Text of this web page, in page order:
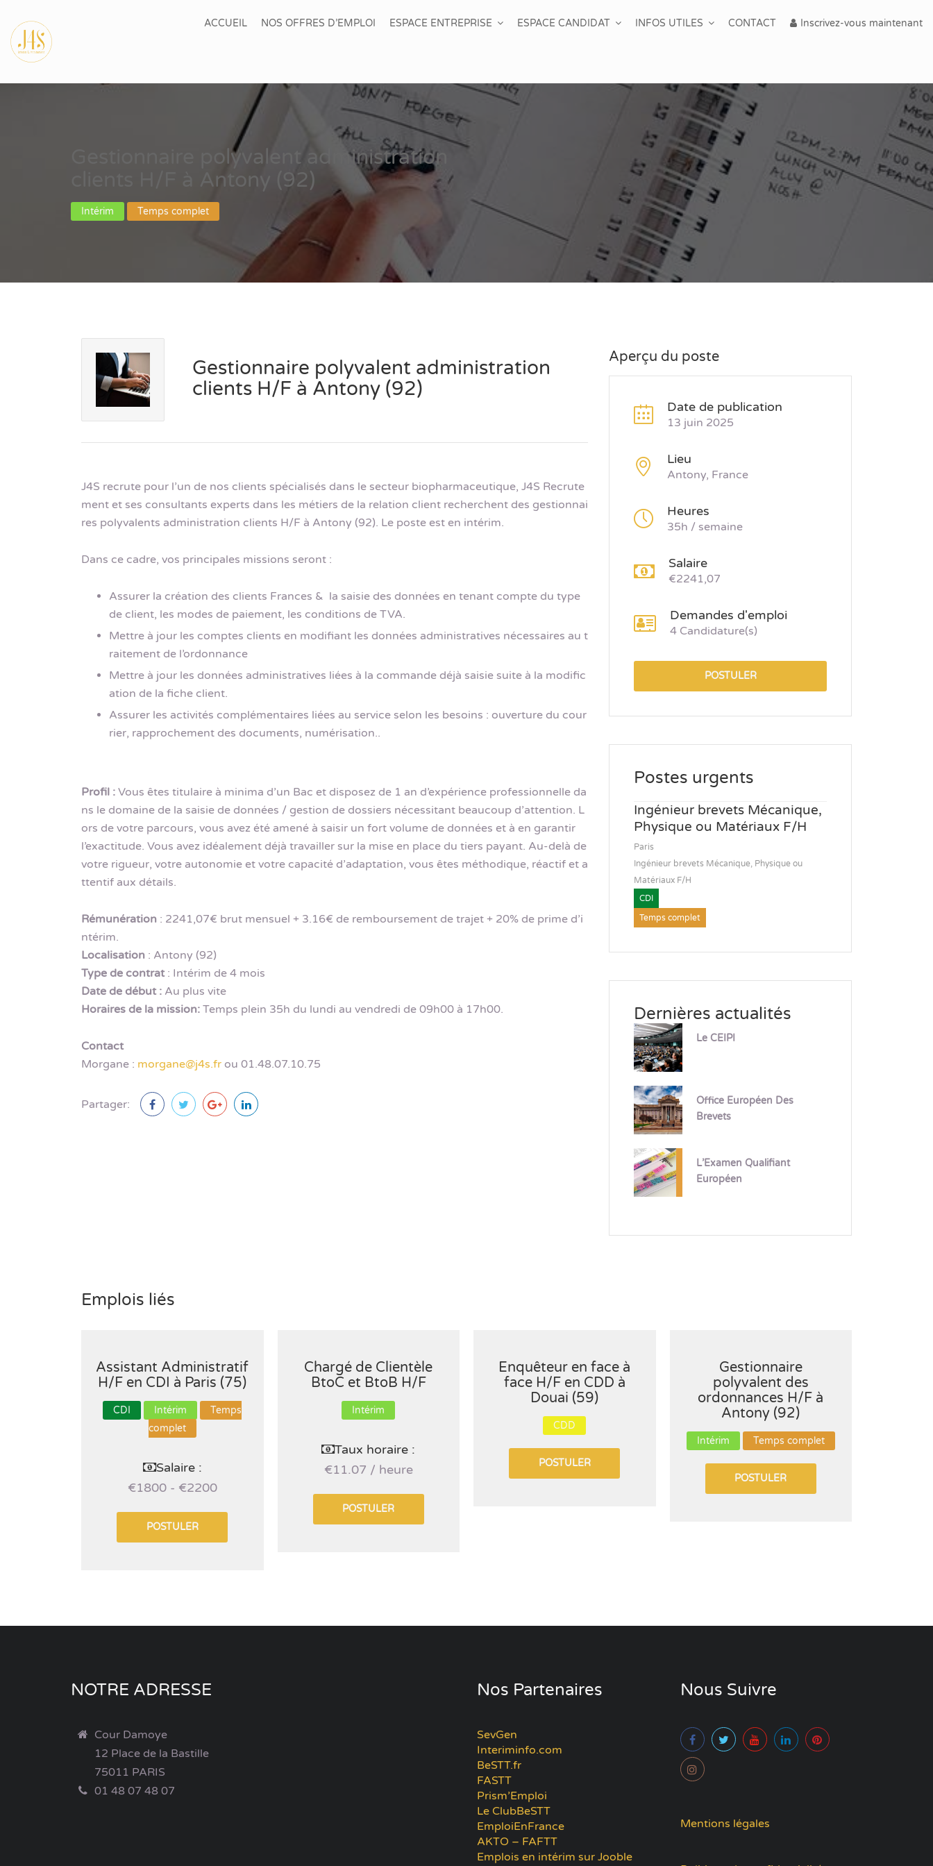
Inscrivez-vous maintenant
ACCUEIL NOS OFFRES D’EMPLOI ESPACE ENTREPRISE ESPACE CANDIDAT INFOS UTILES CONTACT
Gestionnaire polyvalent administration
clients H/F à Antony (92)
Intérim Temps complet
Gestionnaire polyvalent administration
clients H/F à Antony (92)
J4S recrute pour l’un de nos clients spécialisés dans le secteur biopharmaceutique, J4S Recrute
ment et ses consultants experts dans les métiers de la relation client recherchent des gestionnai
res polyvalents administration clients H/F à Antony (92). Le poste est en intérim.
Dans ce cadre, vos principales missions seront :
Assurer la création des clients Frances & la saisie des données en tenant compte du type
de client, les modes de paiement, les conditions de TVA.
Mettre à jour les comptes clients en modifiant les données administratives nécessaires au t
raitement de l’ordonnance
Mettre à jour les données administratives liées à la commande déjà saisie suite à la modific
ation de la fiche client.
Assurer les activités complémentaires liées au service selon les besoins : ouverture du cour
rier, rapprochement des documents, numérisation..
Profil : Vous êtes titulaire à minima d’un Bac et disposez de 1 an d’expérience professionnelle da
ns le domaine de la saisie de données / gestion de dossiers nécessitant beaucoup d’attention. L
ors de votre parcours, vous avez été amené à saisir un fort volume de données et à en garantir
l’exactitude. Vous avez idéalement déjà travailler sur la mise en place du tiers payant. Au-delà de
votre rigueur, votre autonomie et votre capacité d’adaptation, vous êtes méthodique, réactif et a
ttentif aux détails.
Rémunération : 2241,07€ brut mensuel + 3.16€ de remboursement de trajet + 20% de prime d’i
ntérim.
Localisation : Antony (92)
Type de contrat: Intérim de 4 mois
Date de début : Au plus vite
Horaires de la mission: Temps plein 35h du lundi au vendredi de 09h00 à 17h00.
Contact
Morgane : morgane@j4s.fr ou 01.48.07.10.75
Partager:
Aperçu du poste
Date de publication
13 juin 2025
Lieu
Antony, France
Heures
35h / semaine
Salaire
€2241,07
Demandes d'emploi
4 Candidature(s)
POSTULER
Postes urgents
Ingénieur brevets Mécanique,
Physique ou Matériaux F/H
Paris
Ingénieur brevets Mécanique, Physique ou
Matériaux F/H
CDI
Temps complet
Dernières actualités
Le CEIPI
Office Européen Des
Brevets
L’Examen Qualifiant
Européen
Emplois liés
Assistant Administratif
H/F en CDI à Paris (75)
CDI Intérim
Temps
complet
Salaire :
€1800 - €2200
POSTULER
Chargé de Clientèle
BtoC et BtoB H/F
Intérim
Taux horaire :
€11.07 / heure
POSTULER
Enquêteur en face à
face H/F en CDD à
Douai (59)
CDD
POSTULER
Gestionnaire
polyvalent des
ordonnances H/F à
Antony (92)
Intérim Temps complet
POSTULER
NOTRE ADRESSE
Cour Damoye
12 Place de la Bastille
75011 PARIS
01 48 07 48 07
Nos Partenaires
SevGen
Interiminfo.com
BeSTT.fr
FASTT
Prism’Emploi
Le ClubBeSTT
EmploiEnFrance
AKTO – FAFTT
Emplois en intérim sur Jooble
Nous Suivre
Mentions légales